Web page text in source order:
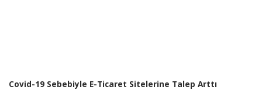
Covid-19 Sebebiyle E-Ticaret Sitelerine Talep Arttı